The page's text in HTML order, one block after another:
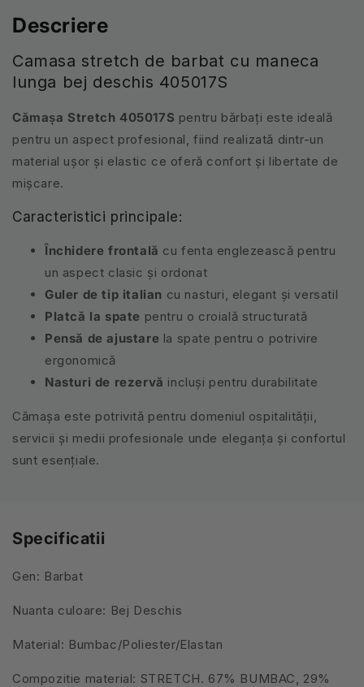
Descriere
Camasa stretch de barbat cu maneca
lunga bej deschis 405017S
Cămașa Stretch 405017S pentru bărbați este ideală
pentru un aspect profesional, fiind realizată dintr-un
material ușor și elastic ce oferă confort și libertate de
mișcare.
Caracteristici principale:
Închidere frontală cu fenta englezească pentru
un aspect clasic și ordonat
Guler de tip italian cu nasturi, elegant și versatil
Platcă la spate pentru o croială structurată
Pensă de ajustare la spate pentru o potrivire
ergonomică
Nasturi de rezervă incluși pentru durabilitate
Cămașa este potrivită pentru domeniul ospitalității,
servicii și medii profesionale unde eleganța și confortul
sunt esențiale.
Specificatii
Gen: Barbat
Nuanta culoare: Bej Deschis
Material: Bumbac/Poliester/Elastan
Compozitie material: STRETCH. 67% BUMBAC, 29%